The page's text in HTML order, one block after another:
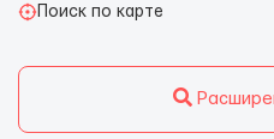
Поиск по карте